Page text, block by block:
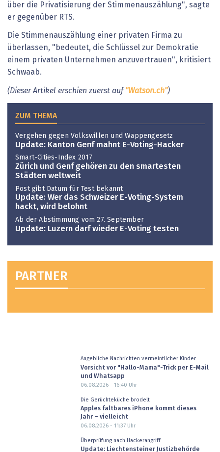
über die Privatisierung der Stimmenauszählung", sagte
er gegenüber RTS.
Die Stimmenauszählung einer privaten Firma zu
überlassen, "bedeutet, die Schlüssel zur Demokratie
einem privaten Unternehmen anzuvertrauen", kritisiert
Schwaab.
(Dieser Artikel erschien zuerst auf"Watson.ch")
ZUM THEMA
Vergehen gegen Volkswillen und Wappengesetz
Update: Kanton Genf mahnt E-Voting-Hacker
Smart-Cities-Index 2017
Zürich und Genf gehören zu den smartesten
Städten weltweit
Post gibt Datum für Test bekannt
Update: Wer das Schweizer E-Voting-System
hackt, wird belohnt
Ab der Abstimmung vom 27. September
Update: Luzern darf wieder E-Voting testen
PARTNER
Angebliche Nachrichten vermeintlicher Kinder
Vorsicht vor "Hallo-Mama"-Trick per E-Mail
und Whatsapp
06.08.2026 - 16:40 Uhr
Die Gerüchteküche brodelt
Apples faltbares iPhone kommt dieses
Jahr – vielleicht
06.08.2026 - 11:37Uhr
Überprüfung nach Hackerangriff
Update: Liechtensteiner Justizbehörde